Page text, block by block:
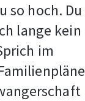
so hoch. Du
lange kein
im